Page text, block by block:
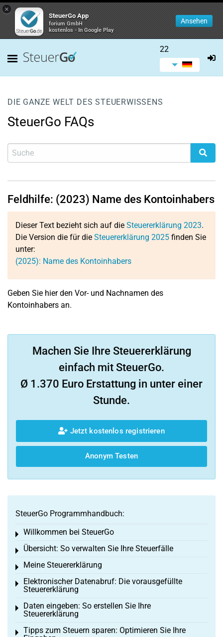
×
SteuerGo App
forium GmbH
kostenlos - In Google Play
Ansehen
22
DIE GANZE WELT DES STEUERWISSENS
SteuerGo FAQs
Feldhilfe: (2023) Name des Kontoinhabers
Dieser Text bezieht sich auf die Steuererklärung 2023.
Die Version die für die Steuererklärung 2025 finden Sie
unter:
(2025): Name des Kontoinhabers
Geben Sie hier den Vor- und Nachnamen des
Kontoinhabers an.
Machen Sie Ihre Steuererklärung
einfach mit SteuerGo.
Ø 1.370 Euro Erstattung in unter einer
Stunde.
Jetzt kostenlos registrieren
Anonym Testen
SteuerGo Programmhandbuch:
Willkommen bei SteuerGo
Toggle menu
Übersicht: So verwalten Sie Ihre Steuerfälle
Toggle menu
Meine Steuererklärung
Toggle menu
Elektronischer Datenabruf: Die vorausgefüllte
Steuererklärung
Toggle menu
Daten eingeben: So erstellen Sie Ihre
Steuererklärung
Toggle menu
Tipps zum Steuern sparen: Optimieren Sie Ihre
Toggle menu